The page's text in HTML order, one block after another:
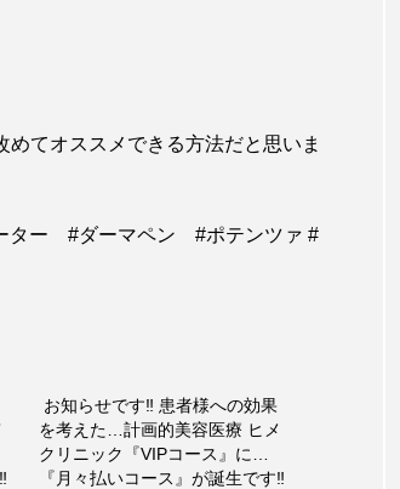
てオススメできる方法だと思いま
ター #ダーマペン #ポテンツァ #
⁡ お知らせです‼️ 患者様への効果
を考えた…計画的美容医療 ヒメ
クリニック『VIPコース』に…
『月々払いコース』が誕生です‼️